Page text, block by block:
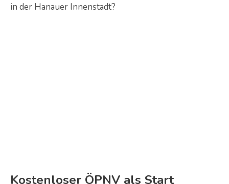
in der Hanauer Innenstadt?
Kostenloser ÖPNV als Start